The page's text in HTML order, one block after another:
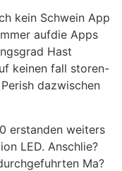
kein Schwein App
aufdie Apps
Hast
keinen fall storen-
dazwischen
erstanden weiters
LED. Anschlie?
Ma?